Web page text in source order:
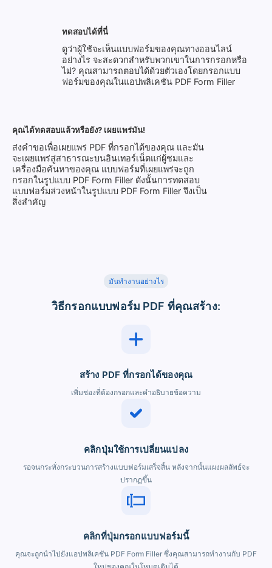
ทดสอบได้ที่นี่
ดูว่าผู้ใช้จะเห็นแบบฟอร์มของคุณทางออนไลน์
อย่างไร จะสะดวกสำหรับพวกเขาในการกรอกหรือ
ไม่? คุณสามารถตอบได้ด้วยตัวเองโดยกรอกแบบ
ฟอร์มของคุณในแอปพลิเคชัน PDF Form Filler
คุณได้ทดสอบแล้วหรือยัง? เผยแพร่มัน!
ส่งคำขอเพื่อเผยแพร่ PDF ที่กรอกได้ของคุณ และมัน
จะเผยแพร่สู่สาธารณะบนอินเทอร์เน็ตแก่ผู้ชมและ
เครื่องมือค้นหาของคุณ แบบฟอร์มที่เผยแพร่จะถูก
กรอกในรูปแบบ PDF Form Filler ดังนั้นการทดสอบ
แบบฟอร์มล่วงหน้าในรูปแบบ PDF Form Filler จึงเป็น
สิ่งสำคัญ
มันทำงานอย่างไร
วิธีกรอกแบบฟอร์ม PDF ที่คุณสร้าง:
สร้าง PDF ที่กรอกได้ของคุณ
เพิ่มช่องที่ต้องกรอกและคำอธิบายข้อความ
คลิกปุ่มใช้การเปลี่ยนแปลง
รอจนกระทั่งกระบวนการสร้างแบบฟอร์มเสร็จสิ้น หลังจากนั้นแผงผลลัพธ์จะ
ปรากฏขึ้น
คลิกที่ปุ่มกรอกแบบฟอร์มนี้
คุณจะถูกนำไปยังแอปพลิเคชัน PDF Form Filler ซึ่งคุณสามารถทำงานกับ PDF